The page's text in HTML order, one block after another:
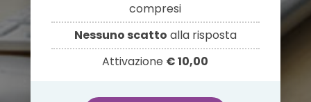
compresi
Nessuno scatto alla risposta
Attivazione € 10,00